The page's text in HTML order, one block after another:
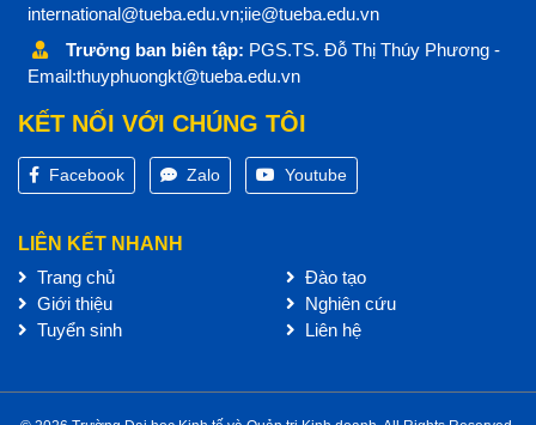
international@tueba.edu.vn;iie@tueba.edu.vn
Trưởng ban biên tập: PGS.TS. Đỗ Thị Thúy Phương -
Email:thuyphuongkt@tueba.edu.vn
KẾT NỐI VỚI CHÚNG TÔI
Facebook Zalo Youtube
LIÊN KẾT NHANH
Trang chủ
Giới thiệu
Tuyển sinh
Đào tạo
Nghiên cứu
Liên hệ